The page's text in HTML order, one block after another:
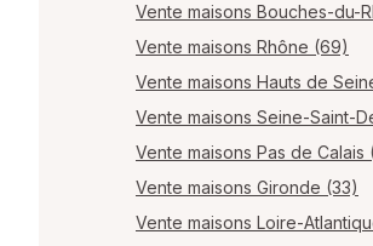
Vente maisons Bouches-du-
Vente maisons Rhône (69)
Vente maisons Hauts de
Vente maisons Seine-Saint-
Vente maisons Pas de Calais
Vente maisons Gironde (33)
Vente maisons Loire-